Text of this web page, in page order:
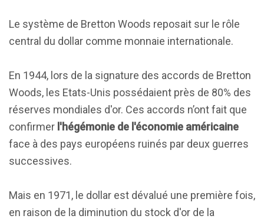
Le système de Bretton Woods reposait sur le rôle
central du dollar comme monnaie internationale.
En 1944, lors de la signature des accords de Bretton
Woods, les Etats-Unis possédaient près de 80% des
réserves mondiales d'or. Ces accords n’ont fait que
confirmer l'hégémonie de l'économie américaine
face à des pays européens ruinés par deux guerres
successives.
Mais en 1971, le dollar est dévalué une première fois,
en raison de la diminution du stock d'or de la